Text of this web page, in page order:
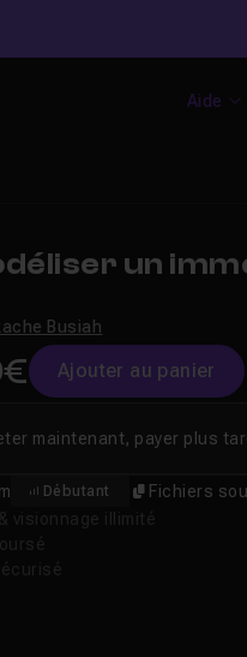
Aide
un
Busiah
Ajouter au panier
Débutant Fichiers
maintenant, payer plus